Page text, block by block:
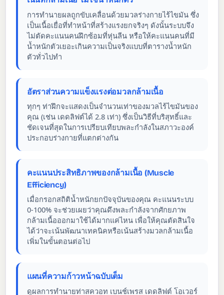
การทำนายผลถูกขับเคลื่อนด้วยมวลร่างกายไร้ไขมัน ซึ่ง
เป็นเนื้อเยื่อที่ทำหน้าที่สร้างแรงยกจริงๆ ดังนั้นระบบจึง
ไม่ตัดคะแนนคนฝึกซ้อมที่หุ่นลีน หรือให้คะแนนคนที่มี
น้ำหนักตัวเยอะเกินความเป็นจริงแบบที่ตารางน้ำหนัก
ตัวทั่วไปทำ
อัตราส่วนความแข็งแรงต่อมวลกล้ามเนื้อ
ทุกๆ ท่าฝึกจะแสดงเป็นจำนวนเท่าของมวลไร้ไขมันของ
คุณ (เช่น เดดลิฟต์ได้ 2.8 เท่า) ซึ่งเป็นวิธีที่บริสุทธิ์และ
ชัดเจนที่สุดในการเปรียบเทียบพละกำลังในสภาวะองค์
ประกอบร่างกายที่แตกต่างกัน
คะแนนประสิทธิภาพของกล้ามเนื้อ (Muscle
Efficiency)
เมื่อกรอกสถิติน้ำหนักยกปัจจุบันของคุณ คะแนนระบบ
0-100% จะช่วยเผยว่าคุณดึงพละกำลังจากศักยภาพ
กล้ามเนื้อออกมาใช้ได้มากแค่ไหน เพื่อให้คุณตัดสินใจ
ได้ว่าจะเน้นพัฒนาเทคนิคหรือเน้นสร้างมวลกล้ามเนื้อ
เพิ่มในขั้นตอนต่อไป
แผนที่ความก้าวหน้าฉบับเต็ม
ดูผลการทำนายท่าสควอท เบนช์เพรส เดดลิฟต์ โอเวอร์